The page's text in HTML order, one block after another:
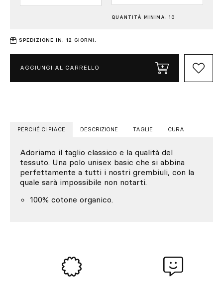
QUANTITÀ MINIMA: 10
SPEDIZIONE IN: 12 GIORNI.
AGGIUNGI AL CARRELLO
PERCHÉ CI PIACE DESCRIZIONE TAGLIE CURA
Adoriamo il taglio classico e la qualità del
tessuto. Una polo unisex basic che si abbina
perfettamente a tutti i nostri grembiuli, con la
quale sarà impossibile non notarti.
100% cotone organico.